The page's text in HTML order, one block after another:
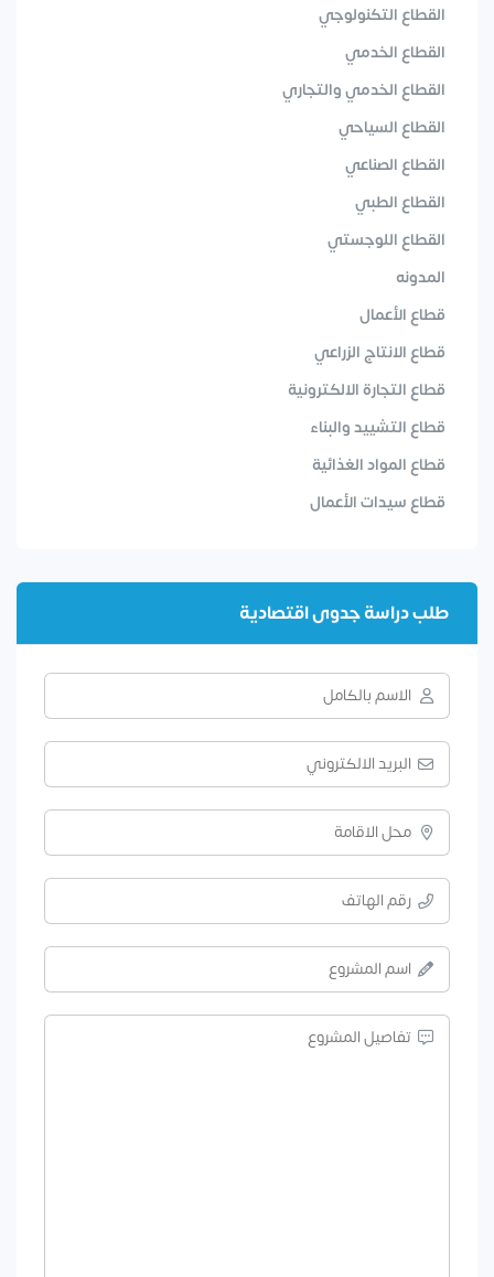
القطاع التكنولوجي
القطاع الخدمي
القطاع الخدمي والتجاري
القطاع السياحي
القطاع الصناعي
القطاع الطبي
القطاع اللوجستي
المدونه
قطاع الأعمال
قطاع الانتاج الزراعي
قطاع التجارة الالكترونية
قطاع التشييد والبناء
قطاع المواد الغذائية
قطاع سيدات الأعمال
طلب دراسة جدوى اقتصادية